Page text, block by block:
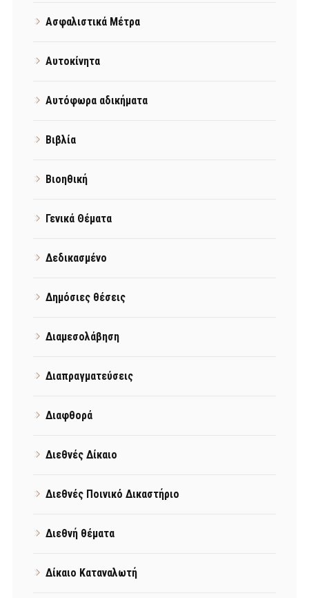
Ασφαλιστικά Μέτρα
Αυτοκίνητα
Αυτόφωρα αδικήματα
Βιβλία
Βιοηθική
Γενικά Θέματα
Δεδικασμένο
Δημόσιες θέσεις
Διαμεσολάβηση
Διαπραγματεύσεις
Διαφθορά
Διεθνές Δίκαιο
Διεθνές Ποινικό Δικαστήριο
Διεθνή θέματα
Δίκαιο Καταναλωτή